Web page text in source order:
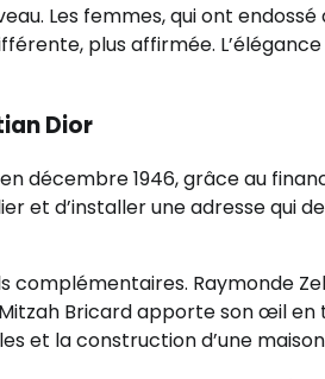
Les femmes, qui ont
plus affirmée.
Dior
décembre 1946, grâce au
et d’installer une adresse qui
complémentaires. Raymonde
Bricard apporte son œil
et la construction d’une